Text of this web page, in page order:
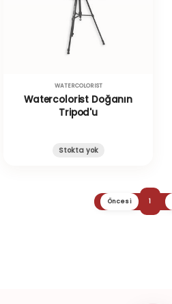
WATERCOLORIST
Watercolorist Doğanın
Tripod'u
Stokta yok
Öncesi 1